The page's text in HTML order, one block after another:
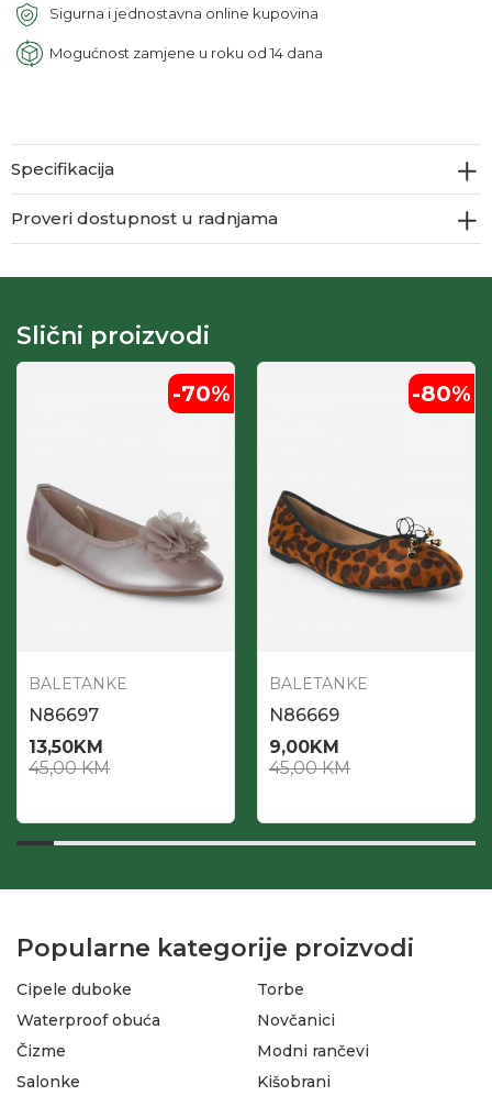
Sigurna i jednostavna online kupovina
Mogućnost zamjene u roku od 14 dana
Specifikacija
Proveri dostupnost u radnjama
Slični proizvodi
-70%
BALETANKE
N86697
13,50KM
45,00KM
-80%
BALETANKE
N86669
9,00KM
45,00KM
Popularne kategorije proizvodi
Cipele duboke
Waterproof obuća
Čizme
Salonke
Torbe
Novčanici
Modni rančevi
Kišobrani